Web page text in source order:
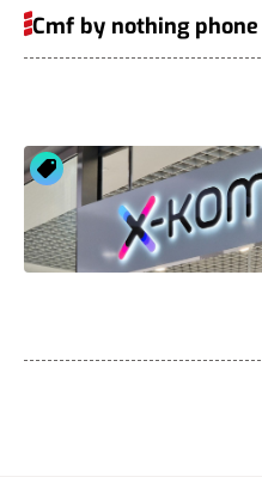
Cmf by nothing phone